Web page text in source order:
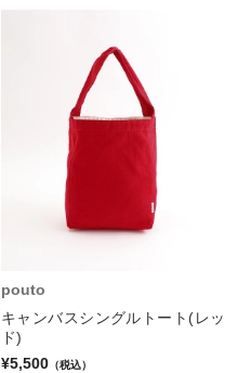
pouto
キャンバスシングルトート(レッ
ド)
¥5,500 （税込）